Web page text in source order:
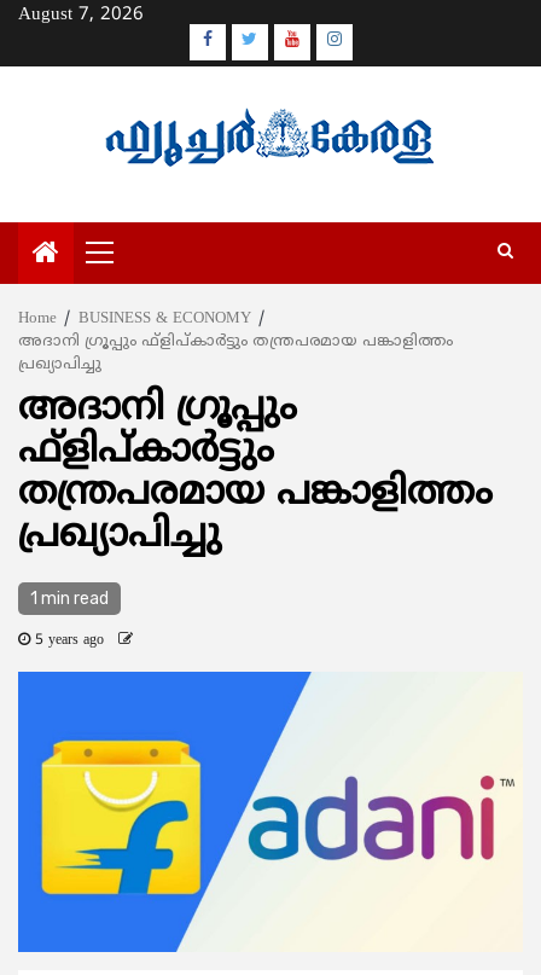
Skip
content
August 7, 2026
Facebook
TwitterYoutubeInstagram
Primary
Menu
Home
BUSINESS & ECONOMY
അദാനി ഗ്രൂപ്പും ഫ്ളിപ്കാര്‍ട്ടും തന്ത്രപരമായ പങ്കാളിത്തം
പ്രഖ്യാപിച്ചു
അദാനി ഗ്രൂപ്പും
ഫ്ളിപ്കാര്‍ട്ടും
തന്ത്രപരമായ പങ്കാളിത്തം
പ്രഖ്യാപിച്ചു
1 min read
5 years ago